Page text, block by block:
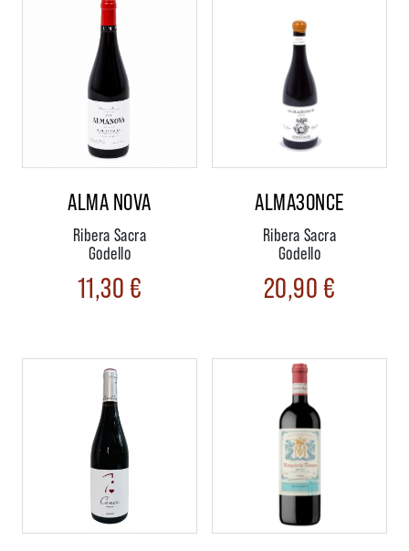
ALMA NOVA
Ribera Sacra
Godello
11,30€
ALMA3ONCE
Ribera Sacra
Godello
20,90€